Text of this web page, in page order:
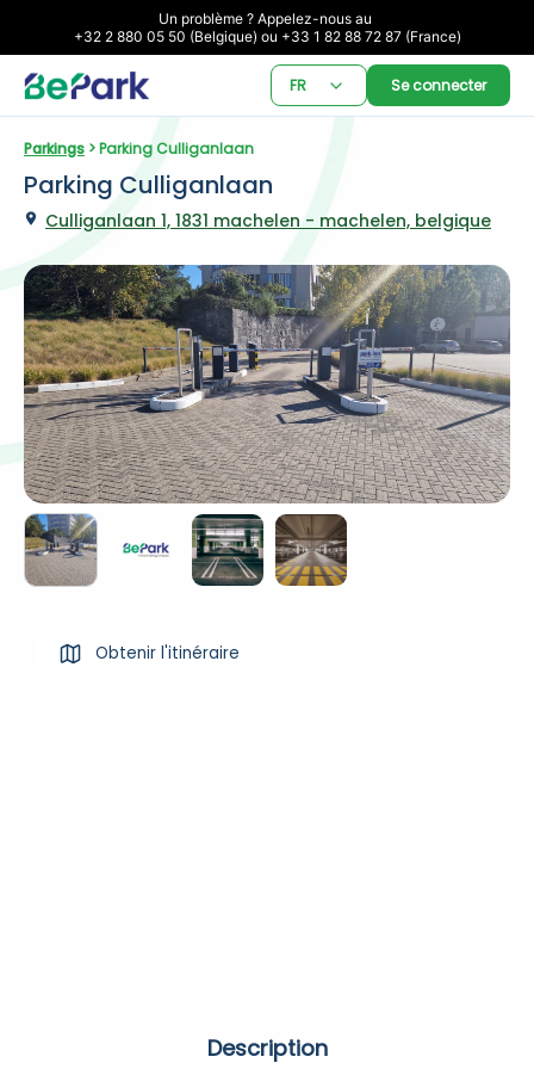
Un problème ? Appelez-nous au
+32 2 880 05 50 (Belgique) ou +33 1 82 88 72 87 (France)
FR Se connecter
Parkings > Parking Culliganlaan
Parking Culliganlaan
Culliganlaan 1, 1831 machelen - machelen, belgique
Obtenir l'itinéraire
Description